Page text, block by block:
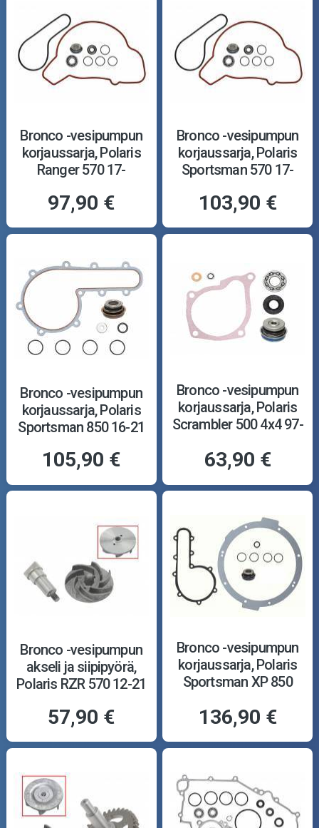
Bronco -vesipumpun
korjaussarja, Polaris
Ranger 570 17-
97,90 €
Bronco -vesipumpun
korjaussarja, Polaris
Sportsman 570 17-
103,90 €
Bronco -vesipumpun
korjaussarja, Polaris
Sportsman 850 16-21
105,90 €
Bronco -vesipumpun
korjaussarja, Polaris
Scrambler 500 4x4 97-
63,90 €
Bronco -vesipumpun
akseli ja siipipyörä,
Polaris RZR 570 12-21
57,90 €
Bronco -vesipumpun
korjaussarja, Polaris
Sportsman XP 850
136,90 €